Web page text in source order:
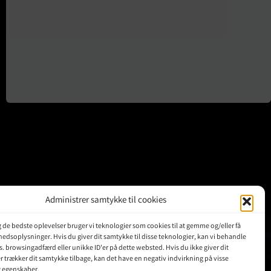
Administrer samtykke til cookies
de bedste oplevelser bruger vi teknologier som cookies til at gemme og/eller få
Hvis du giver dit samtykke til disse teknologier, kan vi behandle
browsingadfærd eller unikke ID'er på dette websted. Hvis du ikke giver dit
trækker dit samtykke tilbage, kan det have en negativ indvirkning på visse
KUNDER